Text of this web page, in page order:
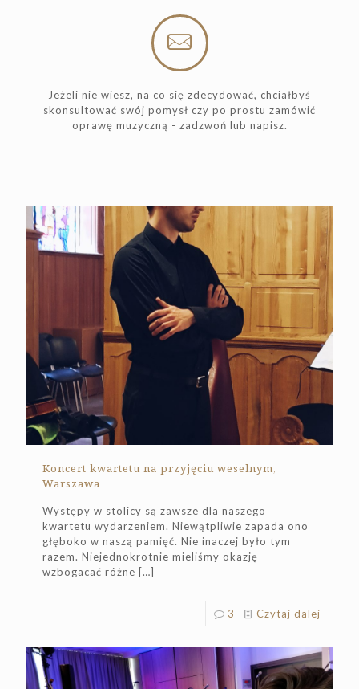
Jeżeli nie wiesz, na co się zdecydować, chciałbyś
skonsultować swój pomysł czy po prostu zamówić
oprawę muzyczną - zadzwoń lub napisz.
Koncert kwartetu na przyjęciu weselnym,
Warszawa
Występy w stolicy są zawsze dla naszego
kwartetu wydarzeniem. Niewątpliwie zapada ono
głęboko w naszą pamięć. Nie inaczej było tym
razem. Niejednokrotnie mieliśmy okazję
wzbogacać różne […]
3 Czytaj dalej